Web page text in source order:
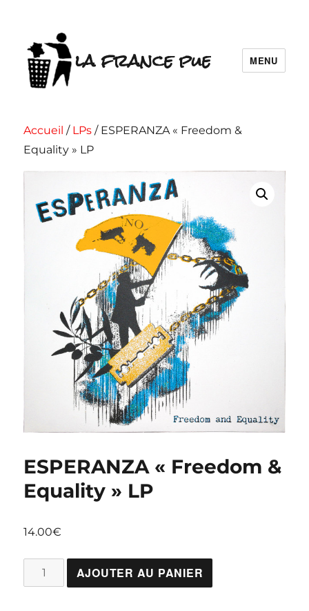
la france pue MENU
Accueil / LPs / ESPERANZA « Freedom &
Equality » LP
ESPERANZA « Freedom &
Equality » LP
14.00€
quantité
de
AJOUTER AU PANIER